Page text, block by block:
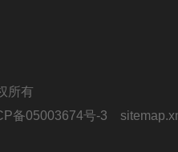
所有
备05003674号-3